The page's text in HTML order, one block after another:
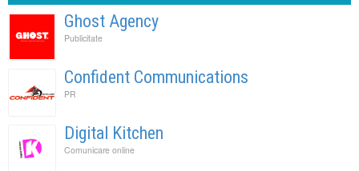
Ghost Agency
Publicitate
Confident Communications
PR
Digital Kitchen
Comunicare online